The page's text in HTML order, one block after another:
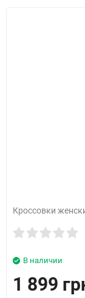
Кроссовки
В наличии
1 899